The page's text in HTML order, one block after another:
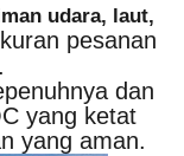
udara, laut,
pesanan
dan
yang ketat
yang aman.